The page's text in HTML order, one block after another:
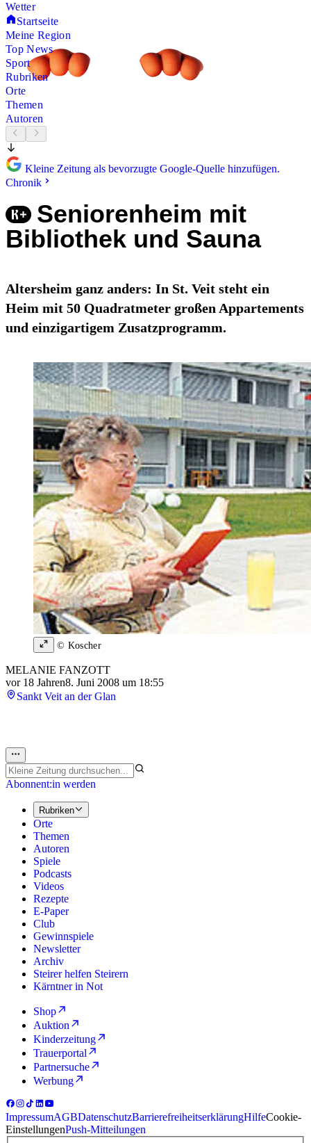
Wetter
Startseite
Meine Region
Top News
Sport
Rubriken
Orte
Themen
Autoren
Kleine Zeitung als bevorzugte Google-Quelle hinzufügen.
Chronik
Seniorenheim mit
Bibliothek und Sauna
Altersheim ganz anders: In St. Veit steht ein
Heim mit 50 Quadratmeter großen Appartements
und einzigartigem Zusatzprogramm.
© Koscher
MELANIE FANZOTT
vor 18 Jahren8. Juni 2008 um 18:55
Sankt Veit an der Glan
Abonnent:in werden
Rubriken
Orte
Themen
Autoren
Spiele
Podcasts
Videos
Rezepte
E-Paper
Club
Gewinnspiele
Newsletter
Archiv
Steirer helfen Steirern
Kärntner in Not
Shop
Auktion
Kinderzeitung
Trauerportal
Partnersuche
Werbung
ImpressumAGBDatenschutzBarrierefreiheitserklärungHilfeCookie-
EinstellungenPush-Mitteilungen